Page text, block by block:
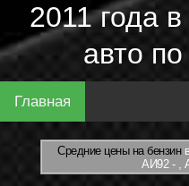
2011 года
авто
Главная
Средние цены на бензин
АИ92 - ,